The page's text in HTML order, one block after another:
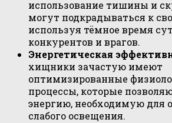
использование тишины и
могут подкрадываться к
используя тёмное время
конкурентов и врагов.
Энергетическая
хищники зачастую имеют
оптимизированные
процессы, которые
энергию, необходимую для
слабого освещения.